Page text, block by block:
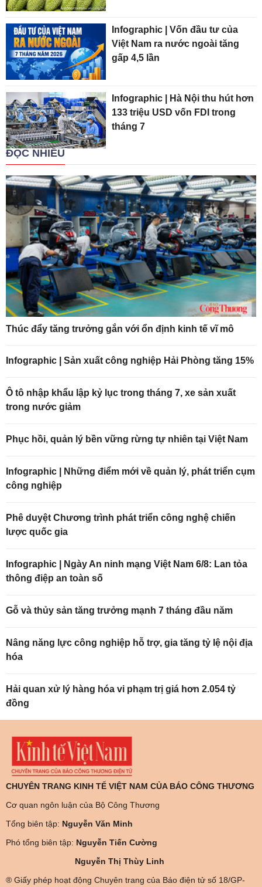
Infographic | Vốn đầu tư của
Việt Nam ra nước ngoài tăng
gấp 4,5 lần
Infographic | Hà Nội thu hút hơn
133 triệu USD vốn FDI trong
tháng 7
ĐỌC NHIỀU
Thúc đẩy tăng trưởng gắn với ổn định kinh tế vĩ mô
Infographic | Sản xuất công nghiệp Hải Phòng tăng 15%
Ô tô nhập khẩu lập kỷ lục trong tháng 7, xe sản xuất
trong nước giảm
Phục hồi, quản lý bền vững rừng tự nhiên tại Việt Nam
Infographic | Những điểm mới về quản lý, phát triển cụm
công nghiệp
Phê duyệt Chương trình phát triển công nghệ chiến
lược quốc gia
Infographic | Ngày An ninh mạng Việt Nam 6/8: Lan tỏa
thông điệp an toàn số
Gỗ và thủy sản tăng trưởng mạnh 7 tháng đầu năm
Nâng năng lực công nghiệp hỗ trợ, gia tăng tỷ lệ nội địa
hóa
Hải quan xử lý hàng hóa vi phạm trị giá hơn 2.054 tỷ
đồng
CHUYÊN TRANG KINH TẾ VIỆT NAM CỦA BÁO CÔNG THƯƠNG
Cơ quan ngôn luận của Bộ Công Thương
Tổng biên tập: Nguyễn Văn Minh
Phó tổng biên tập: Nguyễn Tiến Cường
Nguyễn Thị Thùy Linh
® Giấy phép hoạt động Chuyên trang của Báo điện tử số 18/GP-